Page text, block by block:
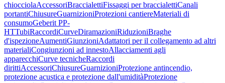
chiocciolaAccessoriBraccialettiFissaggi per braccialettiCanali
portantiChiusureGuarnizioniProtezioni cantiereMateriali di
consumoGeberit PP-
HTTubiRaccordiCurveDiramazioniRiduzioniBraghe
d'ispezioneAumentiGiunzioniAdattatori per il collegamento ad altri
materialiCongiunzioni ad innestoAllacciamenti agli
apparecchiCurve tecnicheRaccordi
dirittiAccessoriChiusureGuarnizioniProtezione antincendio,
protezione acustica e protezione dall'umiditàProtezione